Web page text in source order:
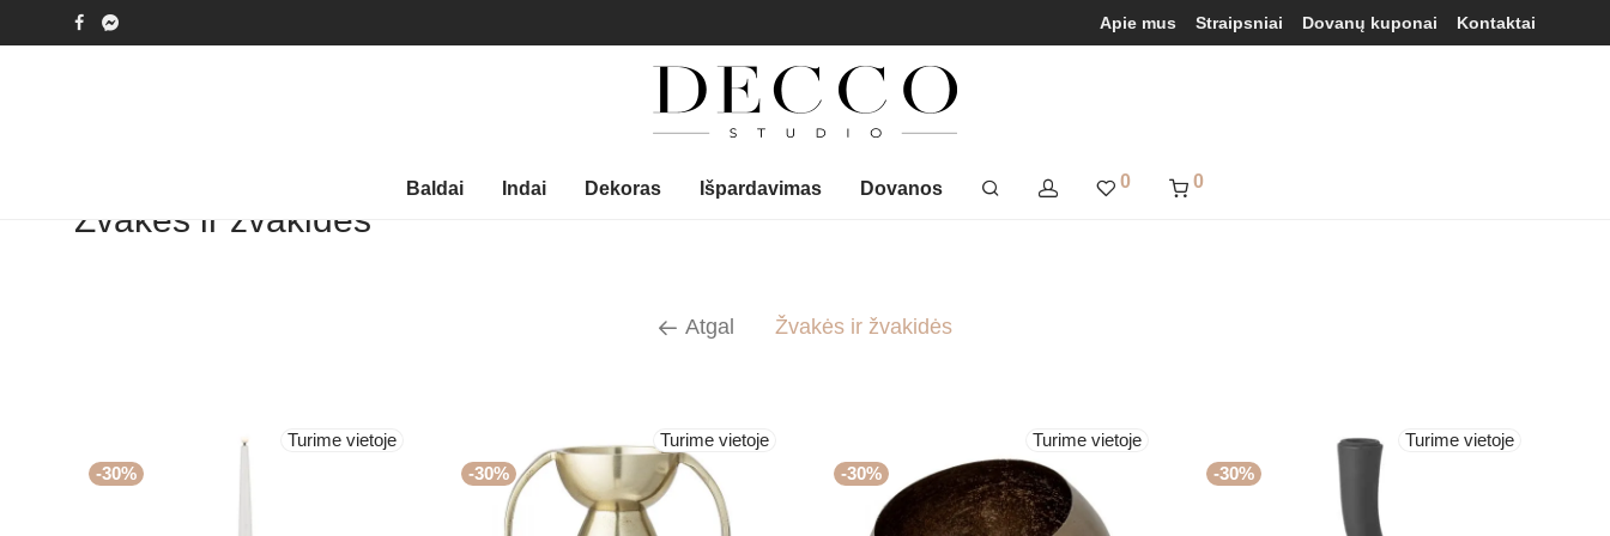
Apie mus Straipsniai Dovanų kuponai Kontaktai
Baldai Indai Dekoras Išpardavimas Dovanos 0 0
Žvakės ir žvakidės
Atgal Žvakės ir žvakidės
Turime vietoje
-30%
Turime vietoje
-30%
Turime vietoje
-30%
Turime vietoje
-30%